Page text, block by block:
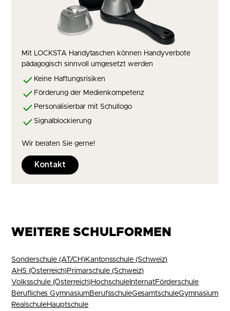
Mit LOCKSTA Handytaschen können Handyverbote
pädagogisch sinnvoll umgesetzt werden
Keine Haftungsrisiken
Förderung der Medienkompetenz
Personalisierbar mit Schullogo
Signalblockierung
Wir beraten Sie gerne!
Kontakt
WEITERE SCHULFORMEN
Sonderschule (AT/CH)Kantonsschule (Schweiz)
AHS (Österreich)Primarschule (Schweiz)
Volksschule (Österreich)Hochschule InternatFörderschule
Berufliches GymnasiumBerufsschuleGesamtschuleGymnasium
RealschuleHauptschule